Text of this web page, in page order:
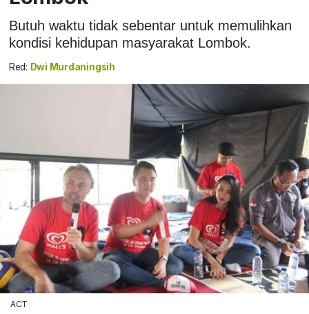
Butuh waktu tidak sebentar untuk memulihkan
kondisi kehidupan masyarakat Lombok.
Red: Dwi Murdaningsih
ACT